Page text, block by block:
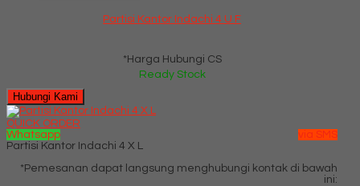
Partisi Kantor Indachi 4 U F
*Harga Hubungi CS
Ready Stock
Hubungi Kami
QUICK ORDER
Whatsapp
via SMS
Partisi Kantor Indachi 4 X L
*Pemesanan dapat langsung menghubungi kontak di bawah
ini: